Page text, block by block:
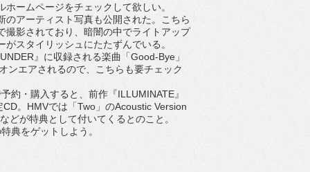
ホームページをチェックして欲しい。
アーティスト写真も公開された。こちら
撮影されており、暗闇の中でライトアップ
がスタイリッシュにたたずんでいる。
』に収録される楽曲「Good-Bye」
ンエアされるので、こちらも要チェック
・購入すると、前作『ILLUMINATE』
。HMVでは「Two」のAcoustic Version
どが特典として付いてくるとのこと。
典をゲットしよう。